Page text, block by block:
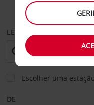
CARRO
LEVANTAR EM
Escolher uma
DE